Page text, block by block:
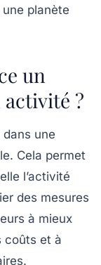
planète
un
?
dans une
Cela permet
l’activité
des mesures
à mieux
coûts et à